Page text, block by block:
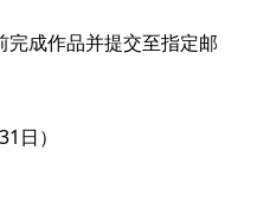
成作品并提交至指定邮
日）